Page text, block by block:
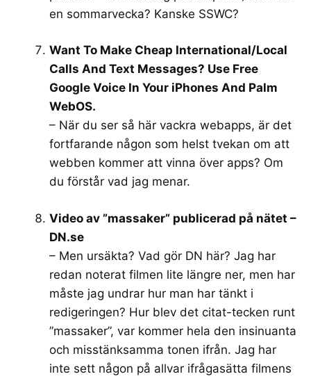
en sommarvecka? Kanske SSWC?
Want To Make Cheap International/Local
Calls And Text Messages? Use Free
Google Voice In Your iPhones And Palm
WebOS.
– När du ser så här vackra webapps, är det
fortfarande någon som helst tvekan om att
webben kommer att vinna över apps? Om
du förstår vad jag menar.
Video av ”massaker” publicerad på nätet –
DN.se
– Men ursäkta? Vad gör DN här? Jag har
redan noterat filmen lite längre ner, men har
måste jag undrar hur man har tänkt i
redigeringen? Hur blev det citat-tecken runt
”massaker”, var kommer hela den insinuanta
och misstänksamma tonen ifrån. Jag har
inte sett någon på allvar ifrågasätta filmens